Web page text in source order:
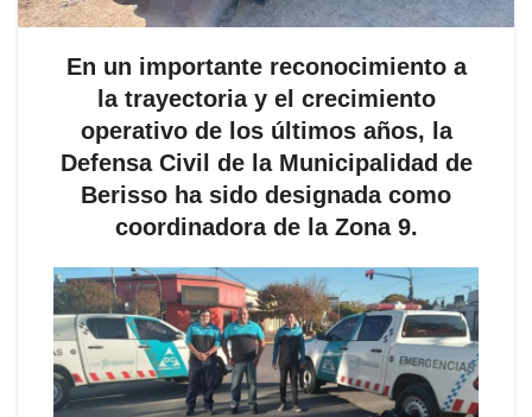
En un importante reconocimiento a
la trayectoria y el crecimiento
operativo de los últimos años, la
Defensa Civil de la Municipalidad de
Berisso ha sido designada como
coordinadora de la Zona 9.